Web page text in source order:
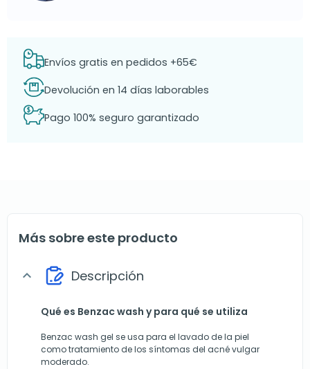
Envíos gratis en pedidos +65€
Devolución en 14 días laborables
Pago 100% seguro garantizado
Más sobre este producto
expand_more Descripción
Qué es Benzac wash y para qué se utiliza
Benzac wash gel se usa para el lavado de la piel
como tratamiento de los síntomas del acné vulgar
moderado.